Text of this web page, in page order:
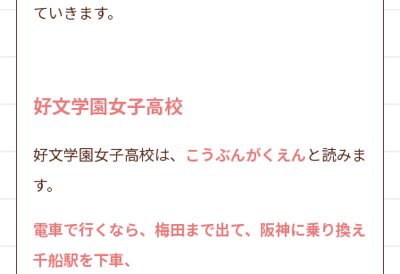
ていきます。
好文学園女子高校
好文学園女子高校は、 こうぶんがくえんと読みま
す。
電車で行くなら、梅田まで出て、阪神に乗り換え
千船駅を下車、